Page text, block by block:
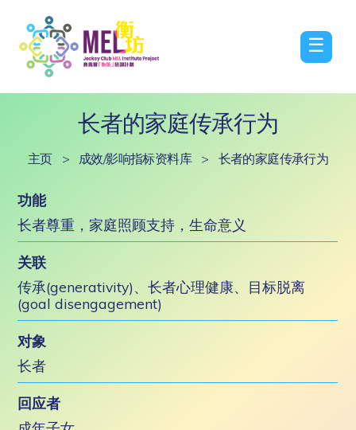
☰
长者的家庭传承行为
主页 > 成效/影响指标资料库 > 长者的家庭传承行为
功能
长者尊重，家庭照顾支持，生命意义
关联
传承(generativity)、长者心理健康、目标脱离
(goal disengagement)
对象
长者
回应者